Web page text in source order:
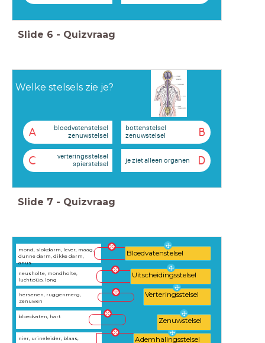
Slide 6 - Quizvraag
Welke stelsels zie je?
A
bloedvatenstelsel
zenuwstelsel
B
bottenstelsel
zenuwstelsel
C
verteringsstelsel
spierstelsel
D
je ziet alleen organen
Slide 7 - Quizvraag
mond, slokdarm, lever, maag,
dunne darm, dikke darm,
anus
neusholte, mondholte,
luchtpijp, long
bloedvaten, hart
nier, urineleider, blaas,
hersenen, ruggenmerg,
zenuwen
Bloedvatenstelsel
Ademhalingsstelsel
Verteringsstelsel
Uitscheidingsstelsel
Zenuwstelsel